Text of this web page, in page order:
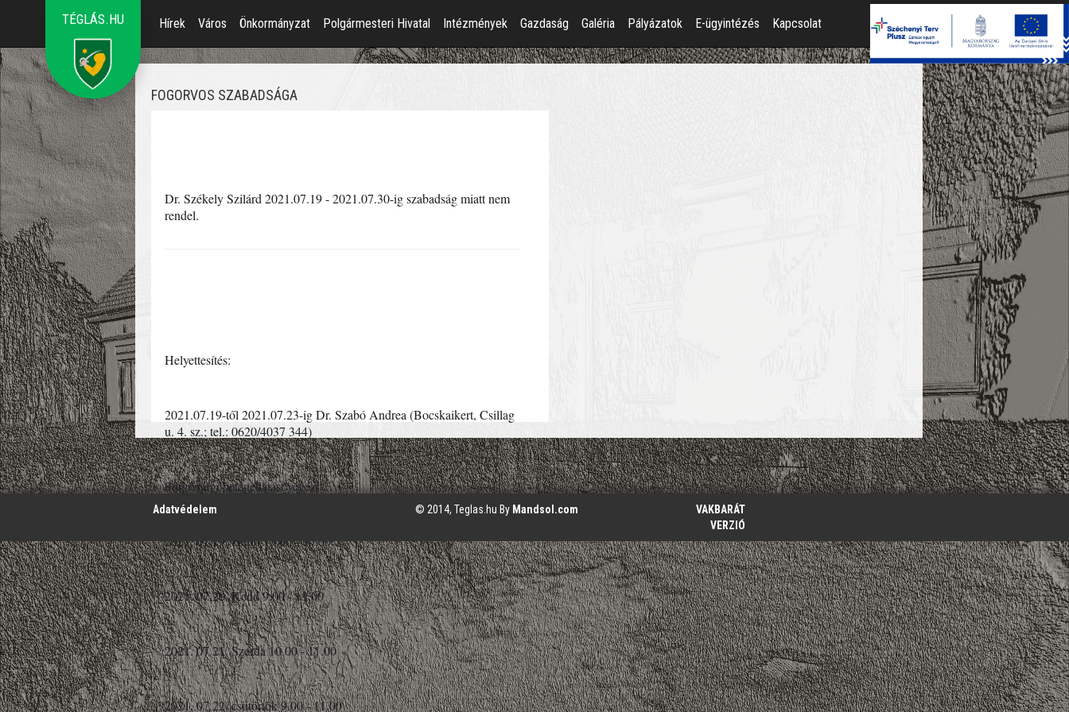
TÉGLÁS.HU Hírek Város Önkormányzat Polgármesteri Hivatal Intézmények Gazdaság Galéria Pályázatok E-ügyintézés Kapcsolat
FOGORVOS SZABADSÁGA
Dr. Székely Szilárd 2021.07.19 - 2021.07.30-ig szabadság miatt nem
rendel.
Helyettesítés:
2021.07.19-től 2021.07.23-ig Dr. Szabó Andrea (Bocskaikert, Csillag
u. 4. sz.; tel.: 0620/4037 344)
Sürgősségi betegellátást végez.
2021. 07.19. Hétfő 13.00 - 15.00
2021. 07.20. Kedd 9.00 - 11.00
2021. 07.21. Szerda 10.00 - 11.00
2021. 07.22. csütörtök 9.00 - 11.00
';
Adatvédelem © 2014, Teglas.hu By Mandsol.com
VAKBARÁT
VERZIÓ